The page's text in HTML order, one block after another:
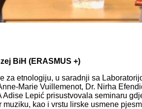
BiH (ERASMUS +)
za etnologiju, u saradnji sa
Marie Vuillemenot, Dr. Nirha
Lepić prisustvovala seminaru
kao i vrstu lirske usmene